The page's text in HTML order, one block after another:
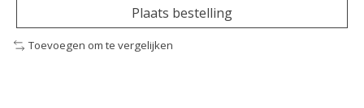
Plaats bestelling
Toevoegen om te vergelijken